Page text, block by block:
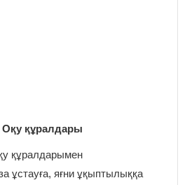
құралдары
құралдарымен
ұстауға, яғни ұқыптылыққа